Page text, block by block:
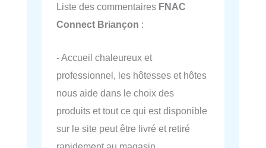
Liste des commentaires FNAC
Connect Briançon :
- Accueil chaleureux et
professionnel, les hôtesses et hôtes
nous aide dans le choix des
produits et tout ce qui est disponible
sur le site peut être livré et retiré